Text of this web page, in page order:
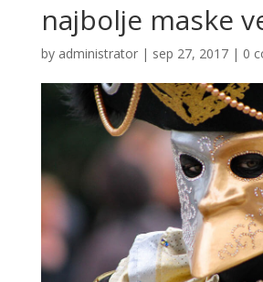
najbolje maske
by administrator| sep 27, 2017| 0